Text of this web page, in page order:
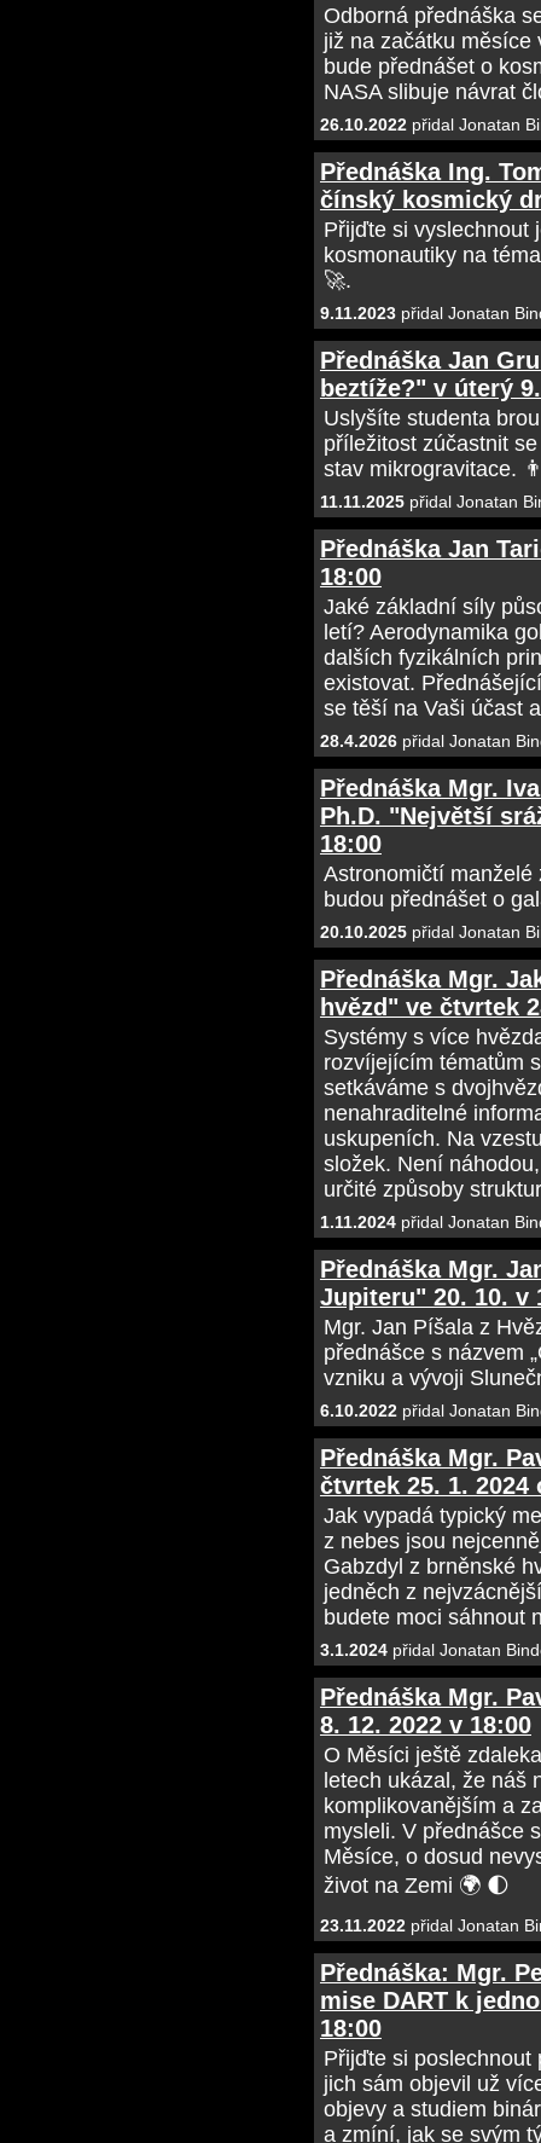
Odborná přednáška
již na začátku měsíce
bude přednášet o
NASA slibuje návrat
26.10.2022 přidal Jonatan
Přednáška Ing.
čínský kosmický
Přijďte si vyslechnout
kosmonautiky na
🚀.
9.11.2023 přidal Jonatan
Přednáška Jan
beztíže?" v úterý
Uslyšíte studenta
příležitost zúčastnit
stav mikrogravitace.
11.11.2025 přidal Jonatan
Přednáška Jan
18:00
Jaké základní síly
letí? Aerodynamika
dalších fyzikálních
existovat.
se těší na Vaši účast
28.4.2026 přidal Jonatan
Přednáška Mgr.
Ph.D. "Největší
18:00
Astronomičtí manželé
budou přednášet o
20.10.2025 přidal Jonatan
Přednáška Mgr.
hvězd" ve čtvrtek
Systémy s více
rozvíjejícím tématům
setkáváme s
nenahraditelné
uskupeních. Na
složek. Není
určité způsoby
1.11.2024 přidal Jonatan
Přednáška Mgr.
Jupiteru" 20. 10. v
Mgr. Jan Píšala z
přednášce s názvem
vzniku a vývoji
6.10.2022 přidal Jonatan
Přednáška Mgr.
čtvrtek 25. 1. 2024
Jak vypadá typický
z nebes jsou
Gabzdyl z brněnské
jedněch z
budete moci sáhnout
3.1.2024 přidal Jonatan
Přednáška Mgr.
8. 12. 2022 v 18:00
O Měsíci ještě
letech ukázal, že náš
komplikovanějším a
mysleli. V přednášce
Měsíce, o dosud
život na Zemi 🌍 🌓
23.11.2022 přidal Jonatan
Přednáška: Mgr.
mise DART k
18:00
Přijďte si poslechnout
jich sám objevil už
objevy a studiem
a zmíní, jak se svým